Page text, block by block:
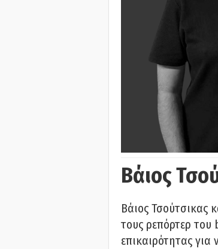
Βάιος
Βάιος Τσούτσικας
τους ρεπόρτερ
επικαιρότητας